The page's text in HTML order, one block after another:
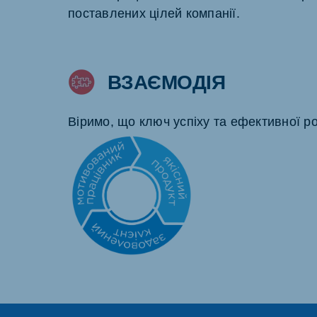
поставлених цілей компанії.
ВЗАЄМОДІЯ
Віримо, що ключ успіху та ефективної